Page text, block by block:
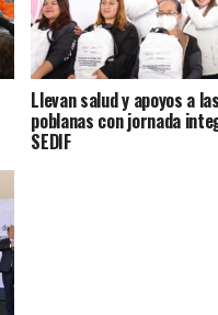
Llevan salud y apoyos a
poblanas con jornada
SEDIF